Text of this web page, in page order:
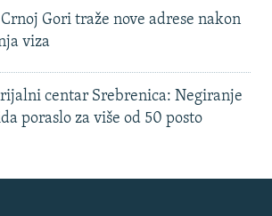
Gori traže nove adrese nakon
viza
centar Srebrenica: Negiranje
poraslo za više od 50 posto